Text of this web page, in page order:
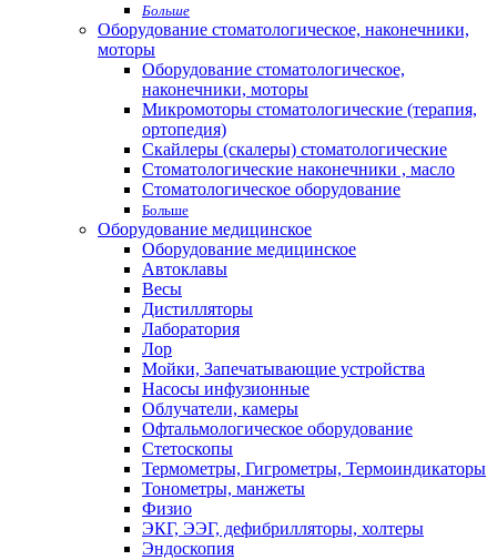
Больше
Оборудование стоматологическое, наконечники,
моторы
Оборудование стоматологическое,
наконечники, моторы
Микромоторы стоматологические (терапия,
ортопедия)
Скайлеры (скалеры) стоматологические
Стоматологические наконечники , масло
Стоматологическое оборудование
Больше
Оборудование медицинское
Оборудование медицинское
Автоклавы
Весы
Дистилляторы
Лаборатория
Лор
Мойки, Запечатывающие устройства
Насосы инфузионные
Облучатели, камеры
Офтальмологическое оборудование
Стетоскопы
Термометры, Гигрометры, Термоиндикаторы
Тонометры, манжеты
Физио
ЭКГ, ЭЭГ, дефибрилляторы, холтеры
Эндоскопия